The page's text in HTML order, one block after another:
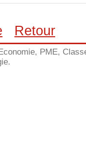
Retour
PME,